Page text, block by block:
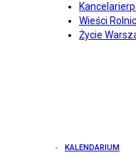
Wieści
Życie
KALENDARIUM